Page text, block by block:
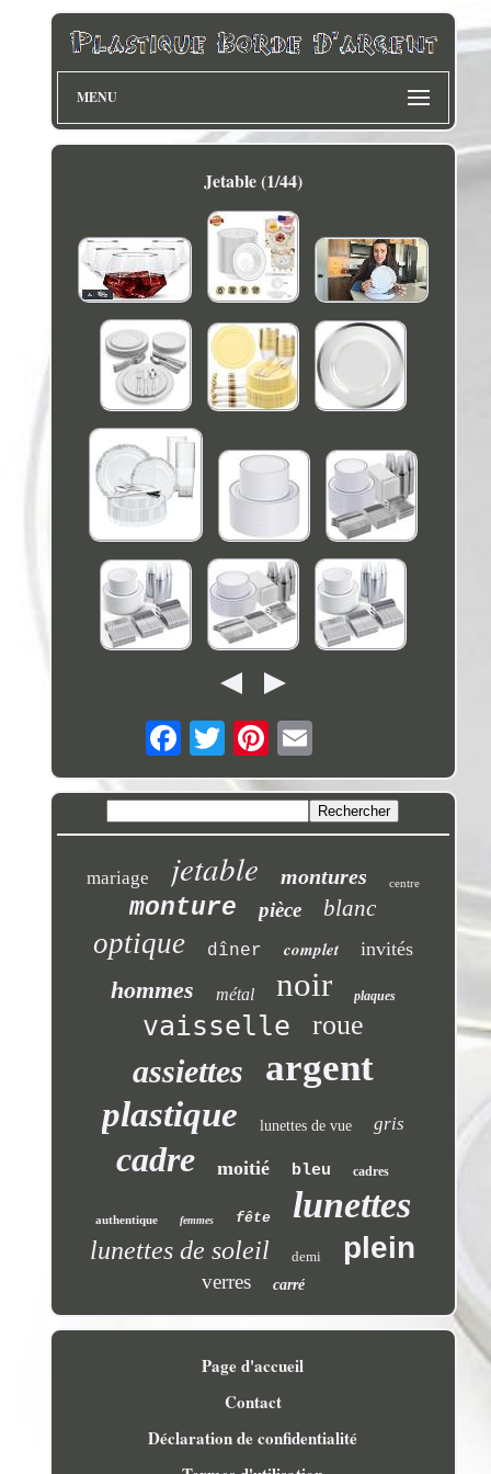
MENU
Jetable (1/44)
mariage jetable montures centre
monture pièce blanc
optique dîner complet invités
hommes métal noir plaques
vaisselle roue
assiettes argent
plastique lunettes de vue gris
cadre moitié bleu cadres
authentique femmes fête lunettes
lunettes de soleil demi plein
verres carré
Page d'accueil
Contact
Déclaration de confidentialité